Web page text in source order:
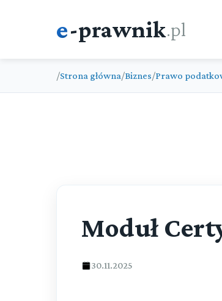
e-prawnik.pl
/Strona główna/Biznes/Prawo
Moduł
30.11.2025